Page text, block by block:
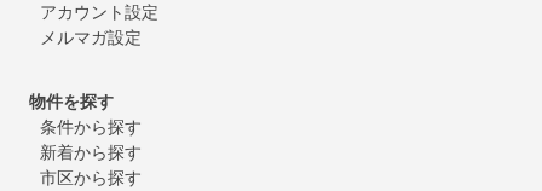
アカウント設定
メルマガ設定
物件を探す
条件から探す
新着から探す
市区から探す